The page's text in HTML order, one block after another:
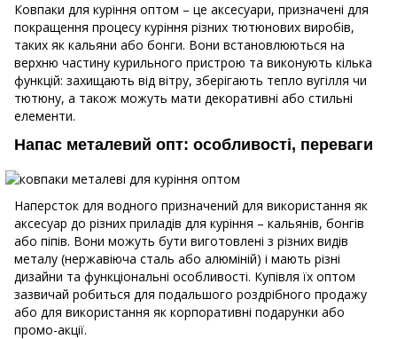
Ковпаки для куріння оптом – це аксесуари, призначені для
покращення процесу куріння різних тютюнових виробів,
таких як кальяни або бонги. Вони встановлюються на
верхню частину курильного пристрою та виконують кілька
функцій: захищають від вітру, зберігають тепло вугілля чи
тютюну, а також можуть мати декоративні або стильні
елементи.
Напас металевий опт: особливості, переваги
Наперсток для водного призначений для використання як
аксесуар до різних приладів для куріння – кальянів, бонгів
або піпів. Вони можуть бути виготовлені з різних видів
металу (нержавіюча сталь або алюміній) і мають різні
дизайни та функціональні особливості. Купівля їх оптом
зазвичай робиться для подальшого роздрібного продажу
або для використання як корпоративні подарунки або
промо-акції.